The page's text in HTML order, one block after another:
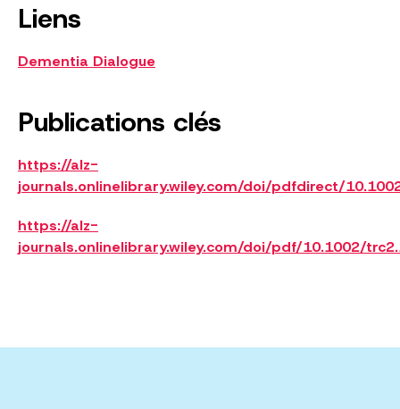
Liens
Dementia Dialogue
Publications clés
https://alz-
journals.onlinelibrary.wiley.com/doi/pdfdirect/
https://alz-
journals.onlinelibrary.wiley.com/doi/pdf/10.1002/